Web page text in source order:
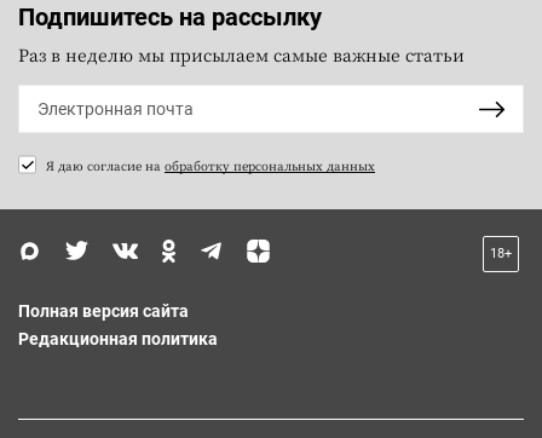
Подпишитесь на рассылку
Раз в неделю мы присылаем самые важные статьи
Я даю согласие на обработку персональных данных
18+
Полная версия сайта
Редакционная политика